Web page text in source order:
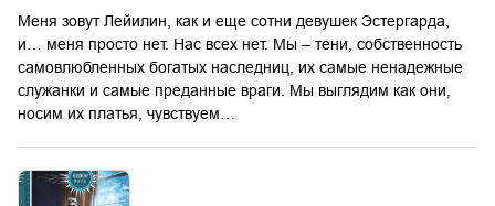
Меня зовут Лейилин, как и еще сотни девушек Эстергарда,
и… меня просто нет. Нас всех нет. Мы – тени, собственность
самовлюбленных богатых наследниц, их самые ненадежные
служанки и самые преданные враги. Мы выглядим как они,
носим их платья, чувствуем…